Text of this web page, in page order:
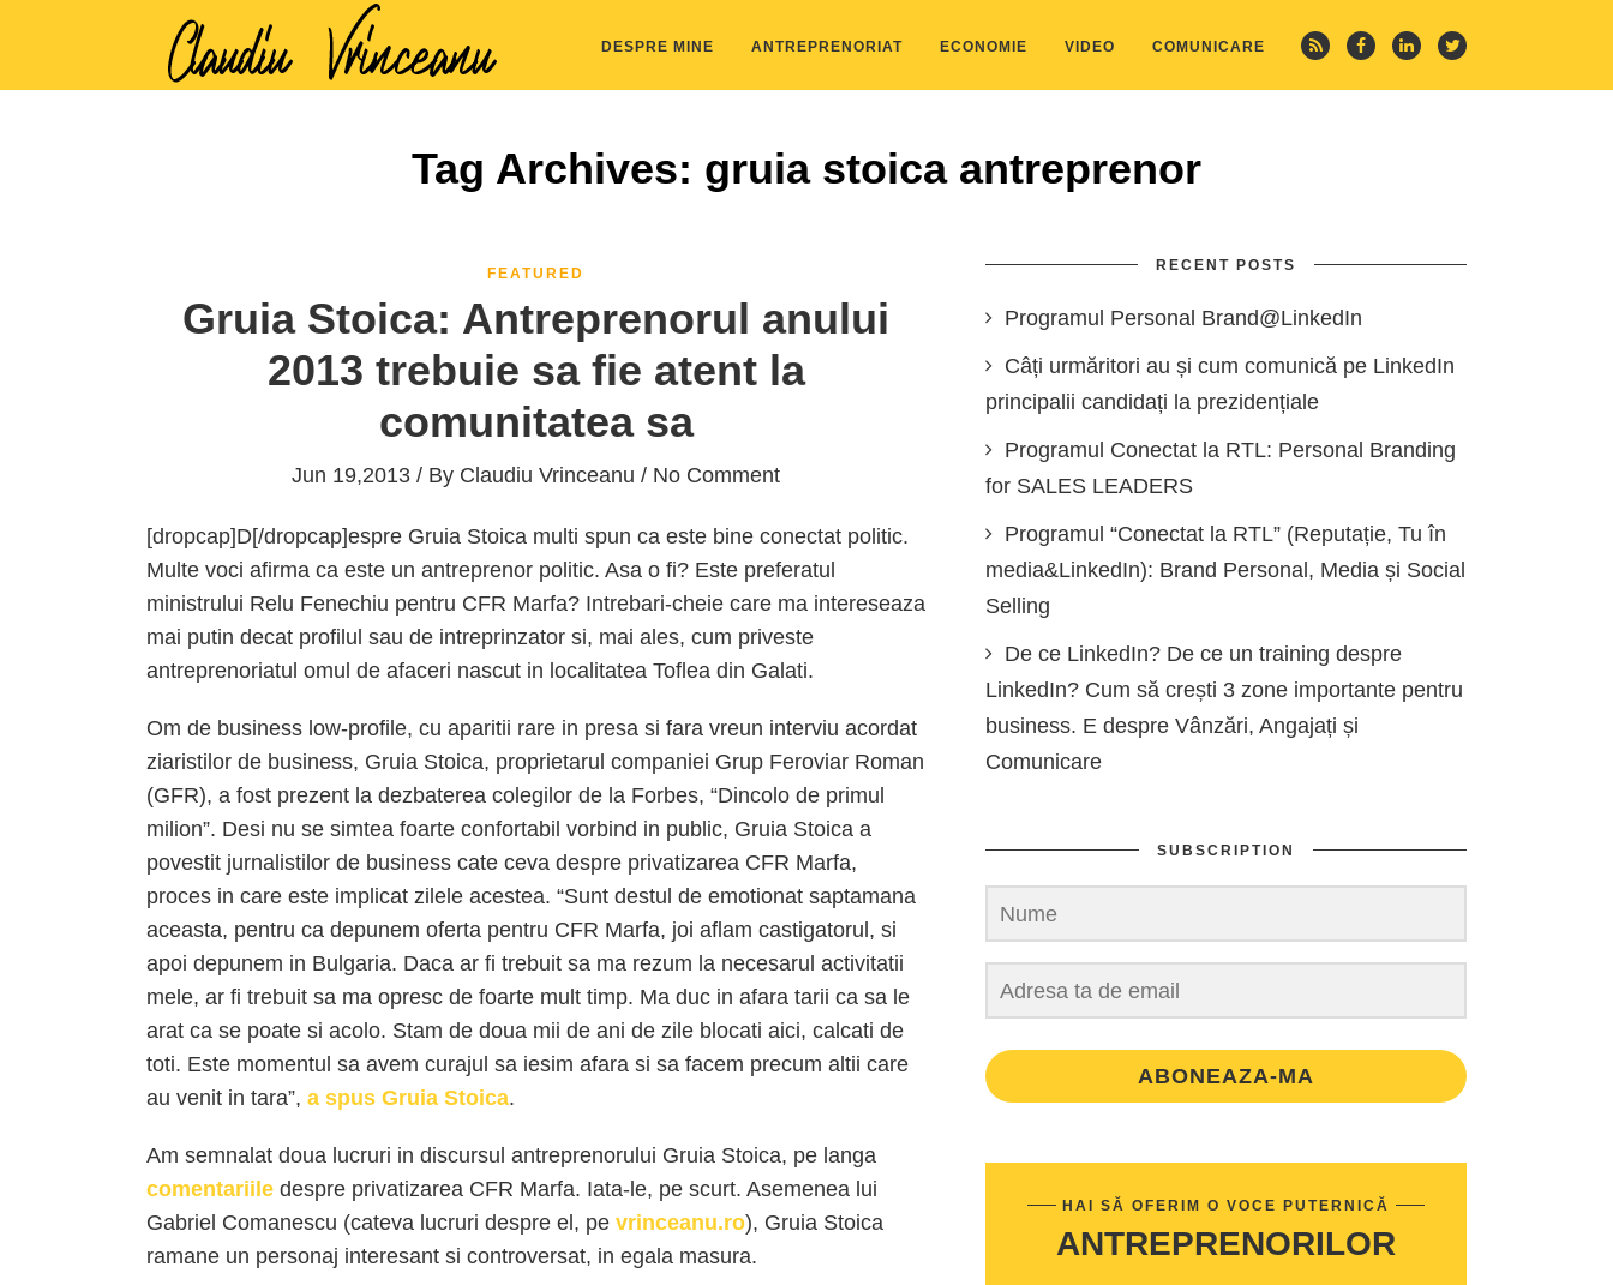
DESPRE MINE ANTREPRENORIAT ECONOMIE VIDEO COMUNICARE
Tag Archives: gruia stoica antreprenor
FEATURED
Gruia Stoica: Antreprenorul anului
2013 trebuie sa fie atent la
comunitatea sa
Jun 19,2013 / By Claudiu Vrinceanu / No Comment
[dropcap]D[/dropcap]espre Gruia Stoica multi spun ca este bine conectat politic.
Multe voci afirma ca este un antreprenor politic. Asa o fi? Este preferatul
ministrului Relu Fenechiu pentru CFR Marfa? Intrebari-cheie care ma intereseaza
mai putin decat profilul sau de intreprinzator si, mai ales, cum priveste
antreprenoriatul omul de afaceri nascut in localitatea Toflea din Galati.
Om de business low-profile, cu aparitii rare in presa si fara vreun interviu acordat
ziaristilor de business, Gruia Stoica, proprietarul companiei Grup Feroviar Roman
(GFR), a fost prezent la dezbaterea colegilor de la Forbes, “Dincolo de primul
milion”. Desi nu se simtea foarte confortabil vorbind in public, Gruia Stoica a
povestit jurnalistilor de business cate ceva despre privatizarea CFR Marfa,
proces in care este implicat zilele acestea. “Sunt destul de emotionat saptamana
aceasta, pentru ca depunem oferta pentru CFR Marfa, joi aflam castigatorul, si
apoi depunem in Bulgaria. Daca ar fi trebuit sa ma rezum la necesarul activitatii
mele, ar fi trebuit sa ma opresc de foarte mult timp. Ma duc in afara tarii ca sa le
arat ca se poate si acolo. Stam de doua mii de ani de zile blocati aici, calcati de
toti. Este momentul sa avem curajul sa iesim afara si sa facem precum altii care
au venit in tara”, a spus Gruia Stoica.
Am semnalat doua lucruri in discursul antreprenorului Gruia Stoica, pe langa
comentariile despre privatizarea CFR Marfa. Iata-le, pe scurt. Asemenea lui
Gabriel Comanescu (cateva lucruri despre el, pe vrinceanu.ro), Gruia Stoica
ramane un personaj interesant si controversat, in egala masura.
RECENT POSTS
Programul Personal Brand@LinkedIn
Câți urmăritori au și cum comunică pe LinkedIn
principalii candidați la prezidențiale
Programul Conectat la RTL: Personal Branding
for SALES LEADERS
Programul “Conectat la RTL” (Reputație, Tu în
media&LinkedIn): Brand Personal, Media și Social
Selling
De ce LinkedIn? De ce un training despre
LinkedIn? Cum să crești 3 zone importante pentru
business. E despre Vânzări, Angajați și
Comunicare
SUBSCRIPTION
ABONEAZA-MA
HAI SĂ OFERIM O VOCE PUTERNICĂ
ANTREPRENORILOR